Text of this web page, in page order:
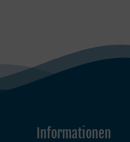
Informationen